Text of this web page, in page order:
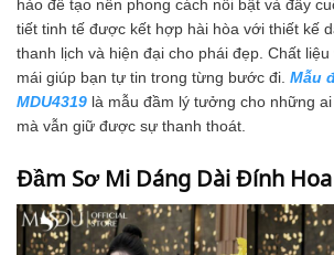
hảo để tạo nên phong cách nổi bật và đầy
tiết tinh tế được kết hợp hài hòa với thiết kế
thanh lịch và hiện đại cho phái đẹp. Chất
mái giúp bạn tự tin trong từng bước đi. Mẫu
MDU4319 là mẫu đầm lý tưởng cho những
mà vẫn giữ được sự thanh thoát.
Đầm Sơ Mi Dáng Dài Đính